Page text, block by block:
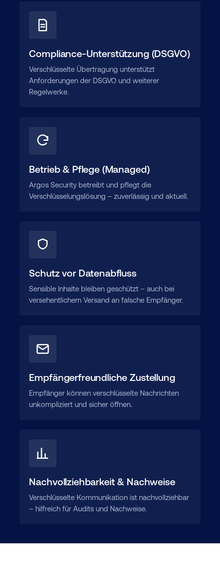
Compliance-Unterstützung (DSGVO)
Verschlüsselte Übertragung unterstützt
Anforderungen der DSGVO und weiterer
Regelwerke.
Betrieb & Pflege (Managed)
Argos Security betreibt und pflegt die
Verschlüsselungslösung – zuverlässig und aktuell.
Schutz vor Datenabfluss
Sensible Inhalte bleiben geschützt – auch bei
versehentlichem Versand an falsche Empfänger.
Empfängerfreundliche Zustellung
Empfänger können verschlüsselte Nachrichten
unkompliziert und sicher öffnen.
Nachvollziehbarkeit & Nachweise
Verschlüsselte Kommunikation ist nachvollziehbar
– hilfreich für Audits und Nachweise.